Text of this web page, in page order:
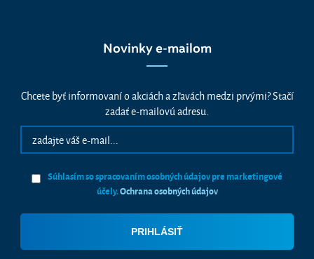
Novinky e-mailom
Chcete byť informovaní o akciách a zľavách medzi prvými? Stačí
zadať e-mailovú adresu.
Súhlasím so spracovaním osobných údajov pre marketingové
účely.Ochrana osobných údajov